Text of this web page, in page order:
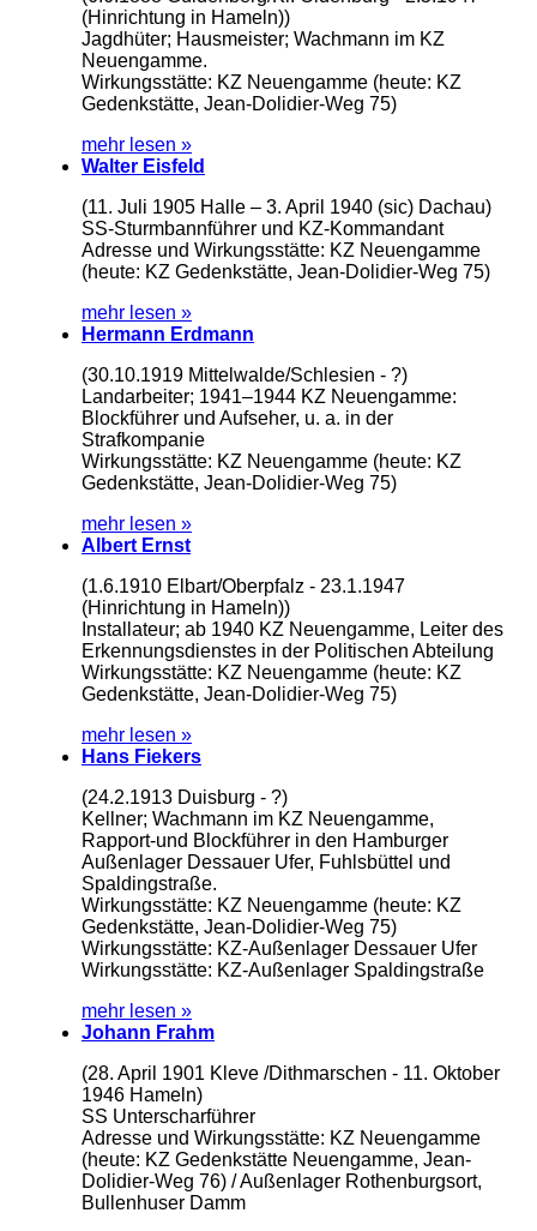
(Hinrichtung in Hameln))
Jagdhüter; Hausmeister; Wachmann im KZ
Neuengamme.
Wirkungsstätte: KZ Neuengamme (heute: KZ
Gedenkstätte, Jean-Dolidier-Weg 75)
mehr lesen »
Walter Eisfeld
(11. Juli 1905 Halle – 3. April 1940 (sic) Dachau)
SS-Sturmbannführer und KZ-Kommandant
Adresse und Wirkungsstätte: KZ Neuengamme
(heute: KZ Gedenkstätte, Jean-Dolidier-Weg 75)
mehr lesen »
Hermann Erdmann
(30.10.1919 Mittelwalde/Schlesien - ?)
Landarbeiter; 1941–1944 KZ Neuengamme:
Blockführer und Aufseher, u. a. in der
Strafkompanie
Wirkungsstätte: KZ Neuengamme (heute: KZ
Gedenkstätte, Jean-Dolidier-Weg 75)
mehr lesen »
Albert Ernst
(1.6.1910 Elbart/Oberpfalz - 23.1.1947
(Hinrichtung in Hameln))
Installateur; ab 1940 KZ Neuengamme, Leiter des
Erkennungsdienstes in der Politischen Abteilung
Wirkungsstätte: KZ Neuengamme (heute: KZ
Gedenkstätte, Jean-Dolidier-Weg 75)
mehr lesen »
Hans Fiekers
(24.2.1913 Duisburg - ?)
Kellner; Wachmann im KZ Neuengamme,
Rapport-und Blockführer in den Hamburger
Außenlager Dessauer Ufer, Fuhlsbüttel und
Spaldingstraße.
Wirkungsstätte: KZ Neuengamme (heute: KZ
Gedenkstätte, Jean-Dolidier-Weg 75)
Wirkungsstätte: KZ-Außenlager Dessauer Ufer
Wirkungsstätte: KZ-Außenlager Spaldingstraße
mehr lesen »
Johann Frahm
(28. April 1901 Kleve /Dithmarschen - 11. Oktober
1946 Hameln)
SS Unterscharführer
Adresse und Wirkungsstätte: KZ Neuengamme
(heute: KZ Gedenkstätte Neuengamme, Jean-
Dolidier-Weg 76) / Außenlager Rothenburgsort,
Bullenhuser Damm